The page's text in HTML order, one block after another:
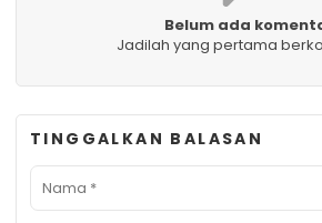
Belum ada
Jadilah yang pertama
TINGGALKAN BALASAN